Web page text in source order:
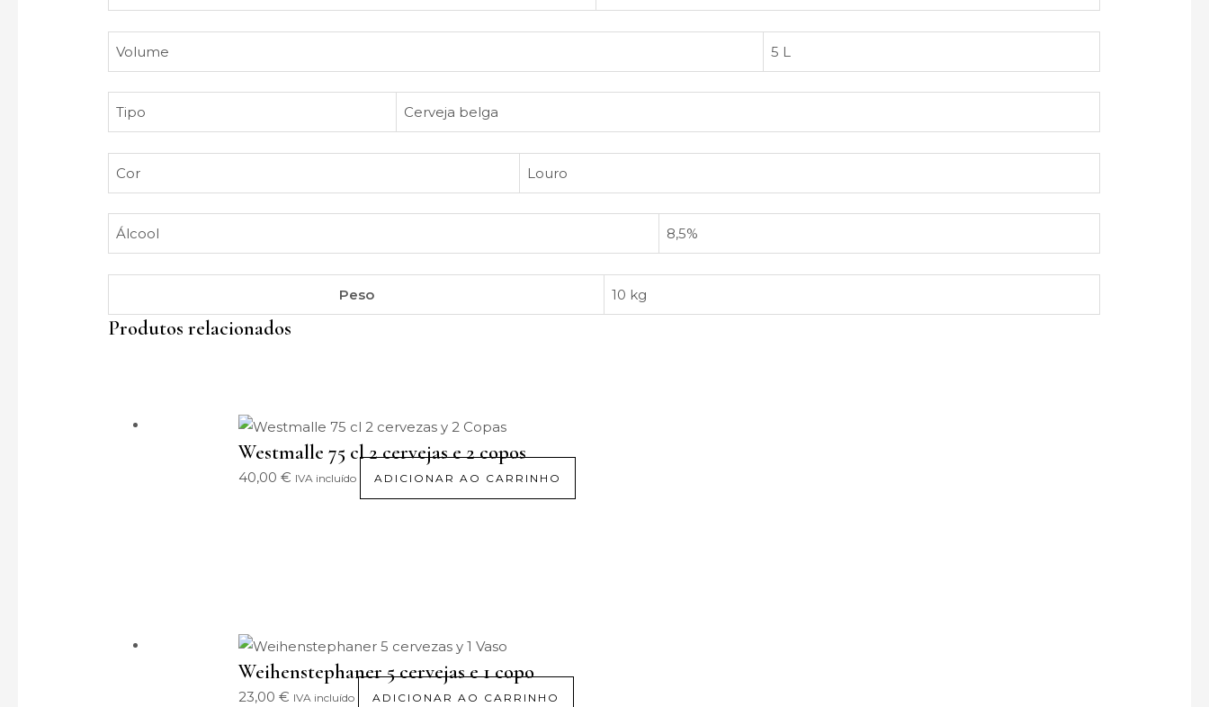
Volume 5 L
Tipo Cerveja belga
Cor Louro
Álcool 8,5%
Peso 10 kg
Produtos relacionados
Westmalle 75 cl 2 cervejas e 2 copos
40,00€ IVA incluído ADICIONAR AO CARRINHO
Weihenstephaner 5 cervejas e 1 copo
23,00€ IVA incluído ADICIONAR AO CARRINHO